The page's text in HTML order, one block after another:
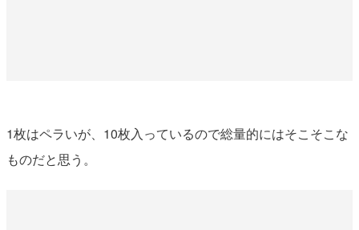
1枚はペラいが、10枚入っているので総量的にはそこそこな
ものだと思う。